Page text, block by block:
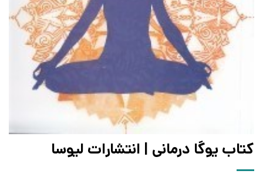
کتاب یوگا درمانی | انتشارات لیوسا